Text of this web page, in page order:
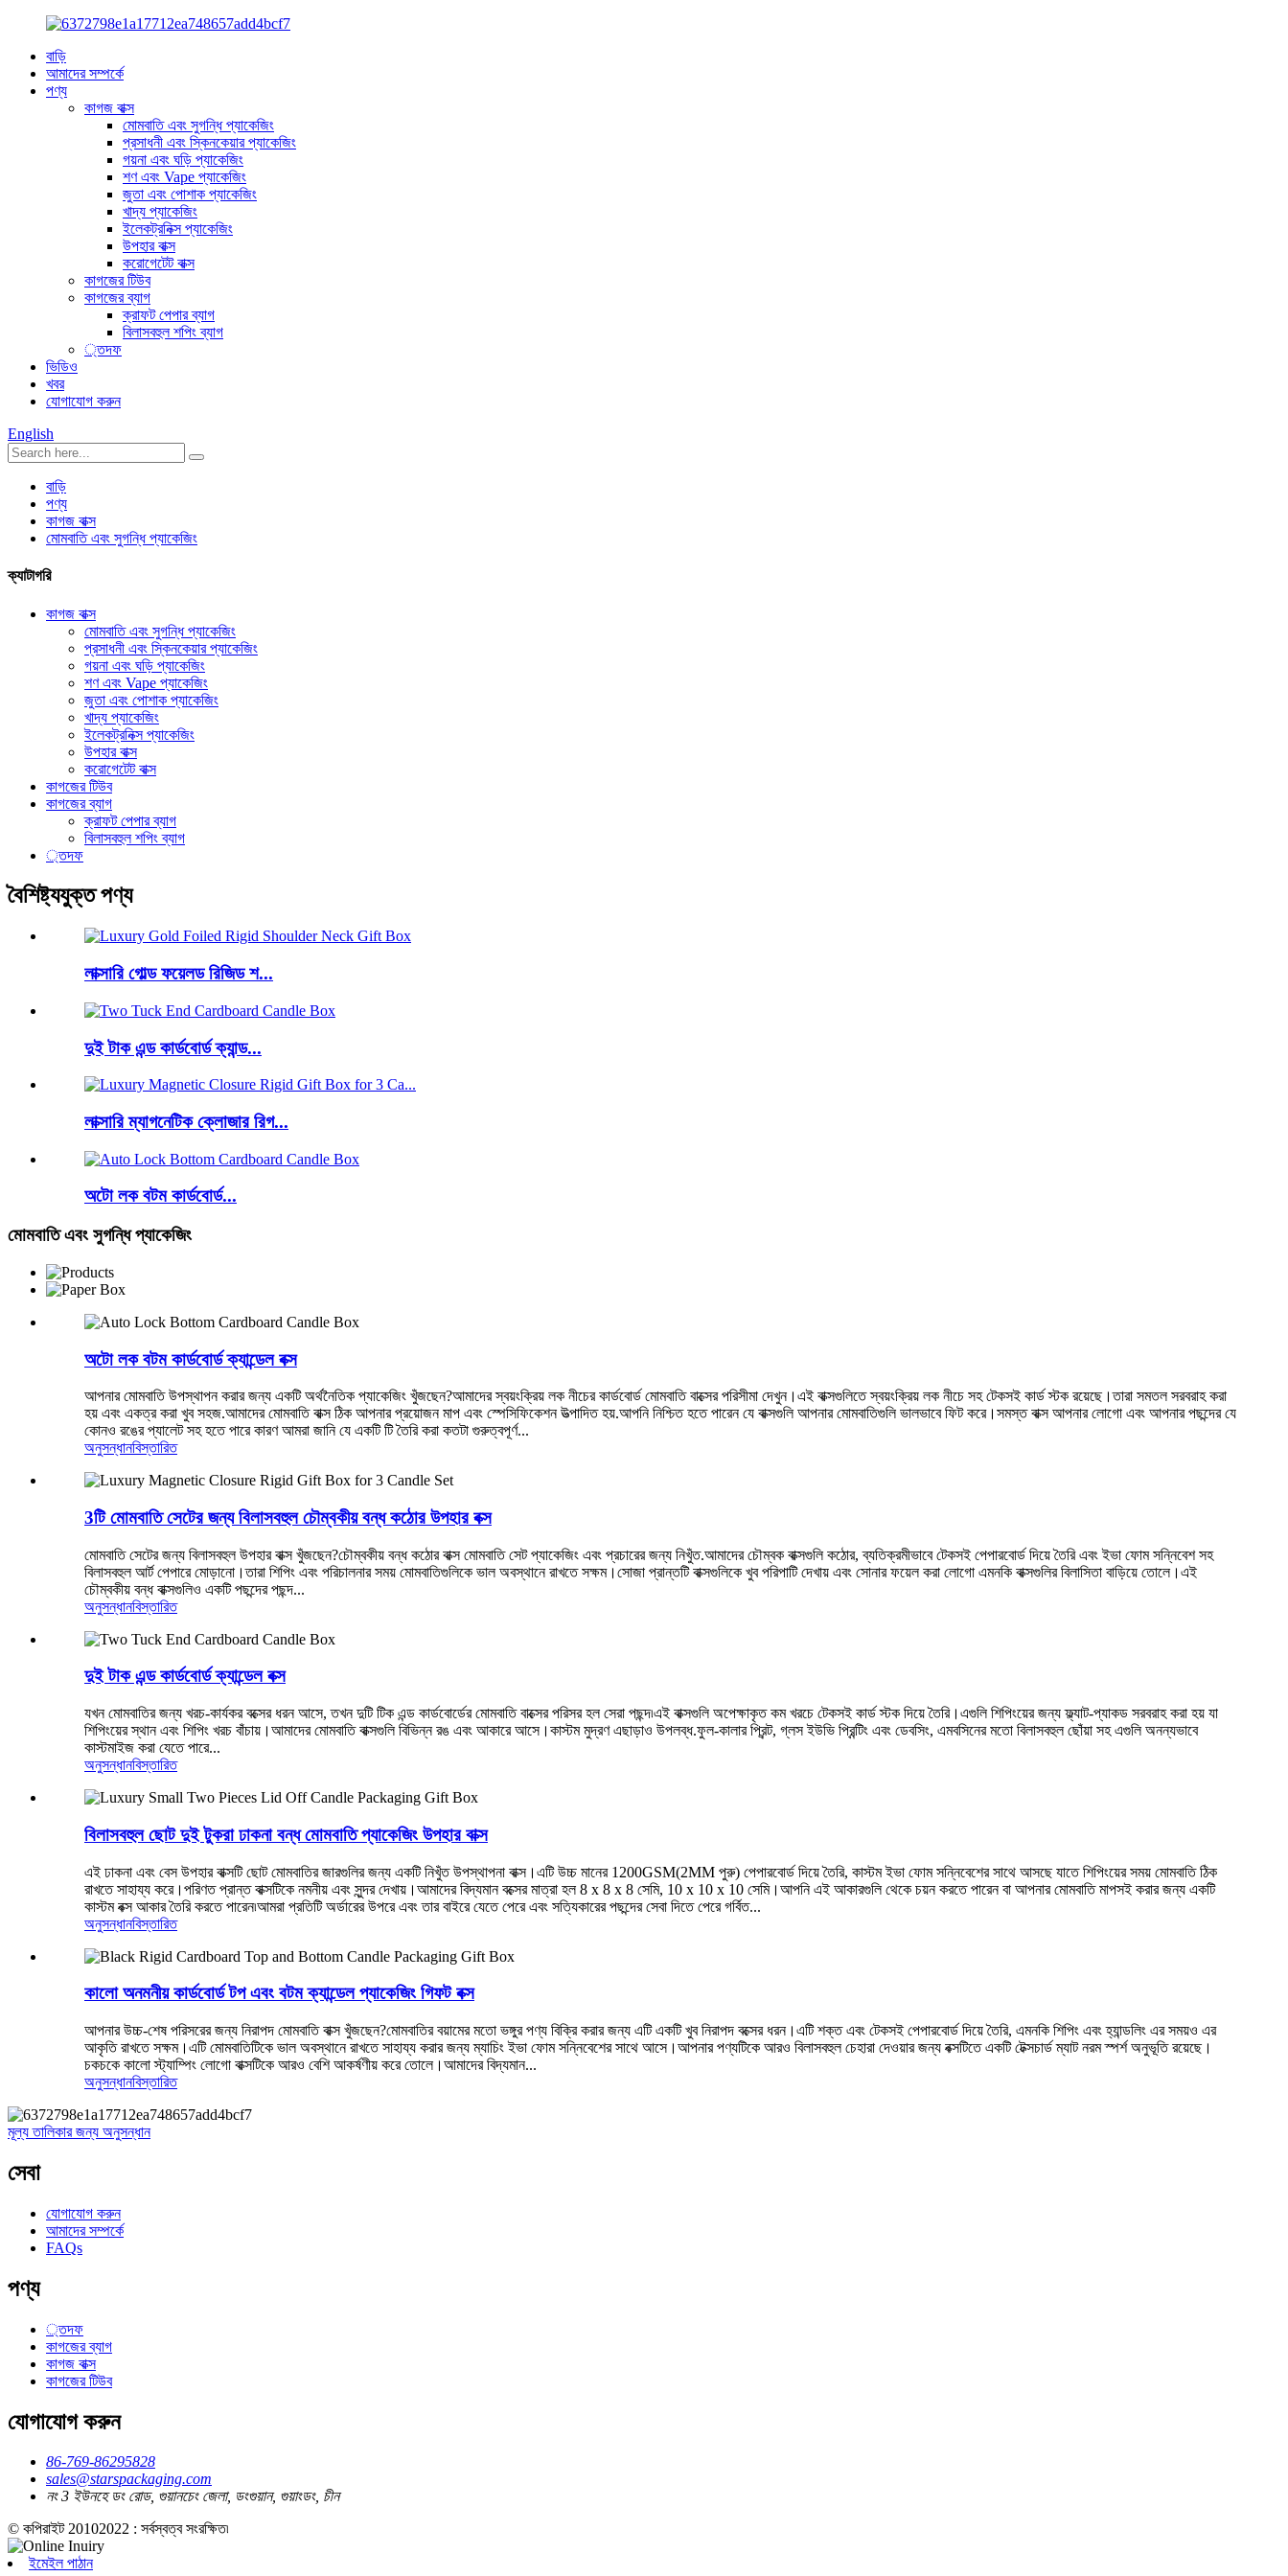
বাড়ি
আমাদের সম্পর্কে
পণ্য
কাগজ বাক্স
মোমবাতি এবং সুগন্ধি প্যাকেজিং
প্রসাধনী এবং স্কিনকেয়ার প্যাকেজিং
গয়না এবং ঘড়ি প্যাকেজিং
শণ এবং Vape প্যাকেজিং
জুতা এবং পোশাক প্যাকেজিং
খাদ্য প্যাকেজিং
ইলেকট্রনিক্স প্যাকেজিং
উপহার বাক্স
করোগেটেট বাক্স
কাগজের টিউব
কাগজের ব্যাগ
ক্রাফট পেপার ব্যাগ
বিলাসবহুল শপিং ব্যাগ
্তদফ
ভিডিও
খবর
যোগাযোগ করুন
English
বাড়ি
পণ্য
কাগজ বাক্স
মোমবাতি এবং সুগন্ধি প্যাকেজিং
ক্যাটাগরি
কাগজ বাক্স
মোমবাতি এবং সুগন্ধি প্যাকেজিং
প্রসাধনী এবং স্কিনকেয়ার প্যাকেজিং
গয়না এবং ঘড়ি প্যাকেজিং
শণ এবং Vape প্যাকেজিং
জুতা এবং পোশাক প্যাকেজিং
খাদ্য প্যাকেজিং
ইলেকট্রনিক্স প্যাকেজিং
উপহার বাক্স
করোগেটেট বাক্স
কাগজের টিউব
কাগজের ব্যাগ
ক্রাফট পেপার ব্যাগ
বিলাসবহুল শপিং ব্যাগ
্তদফ
বৈশিষ্ট্যযুক্ত পণ্য
লাক্সারি গোল্ড ফয়েলড রিজিড শ...
দুই টাক এন্ড কার্ডবোর্ড ক্যান্ড...
লাক্সারি ম্যাগনেটিক ক্লোজার রিগ...
অটো লক বটম কার্ডবোর্ড...
মোমবাতি এবং সুগন্ধি প্যাকেজিং
অটো লক বটম কার্ডবোর্ড ক্যান্ডেল বক্স
আপনার মোমবাতি উপস্থাপন করার জন্য একটি অর্থনৈতিক প্যাকেজিং খুঁজছেন?আমাদের স্বয়ংক্রিয় লক নীচের কার্ডবোর্ড মোমবাতি বাক্সের পরিসীমা দেখুন।এই বাক্সগুলিতে স্বয়ংক্রিয় লক নীচে সহ টেকসই কার্ড স্টক রয়েছে।তারা সমতল সরবরাহ করা
হয় এবং একত্র করা খুব সহজ.আমাদের মোমবাতি বাক্স ঠিক আপনার প্রয়োজন মাপ এবং স্পেসিফিকেশন উত্পাদিত হয়.আপনি নিশ্চিত হতে পারেন যে বাক্সগুলি আপনার মোমবাতিগুলি ভালভাবে ফিট করে।সমস্ত বাক্স আপনার লোগো এবং আপনার পছন্দের যে
কোনও রঙের প্যালেট সহ হতে পারে কারণ আমরা জানি যে একটি টি তৈরি করা কতটা গুরুত্বপূর্ণ...
অনুসন্ধানবিস্তারিত
3টি মোমবাতি সেটের জন্য বিলাসবহুল চৌম্বকীয় বন্ধ কঠোর উপহার বক্স
মোমবাতি সেটের জন্য বিলাসবহুল উপহার বাক্স খুঁজছেন?চৌম্বকীয় বন্ধ কঠোর বাক্স মোমবাতি সেট প্যাকেজিং এবং প্রচারের জন্য নিখুঁত.আমাদের চৌম্বক বাক্সগুলি কঠোর, ব্যতিক্রমীভাবে টেকসই পেপারবোর্ড দিয়ে তৈরি এবং ইভা ফোম সন্নিবেশ সহ
বিলাসবহুল আর্ট পেপারে মোড়ানো।তারা শিপিং এবং পরিচালনার সময় মোমবাতিগুলিকে ভাল অবস্থানে রাখতে সক্ষম।সোজা প্রান্তটি বাক্সগুলিকে খুব পরিপাটি দেখায় এবং সোনার ফয়েল করা লোগো এমনকি বাক্সগুলির বিলাসিতা বাড়িয়ে তোলে।এই
চৌম্বকীয় বন্ধ বাক্সগুলিও একটি পছন্দের পছন্দ...
অনুসন্ধানবিস্তারিত
দুই টাক এন্ড কার্ডবোর্ড ক্যান্ডেল বক্স
যখন মোমবাতির জন্য খরচ-কার্যকর বক্সের ধরন আসে, তখন দুটি টিক এন্ড কার্ডবোর্ডের মোমবাতি বাক্সের পরিসর হল সেরা পছন্দ৷এই বাক্সগুলি অপেক্ষাকৃত কম খরচে টেকসই কার্ড স্টক দিয়ে তৈরি।এগুলি শিপিংয়ের জন্য ফ্ল্যাট-প্যাকড সরবরাহ করা হয় যা
শিপিংয়ের স্থান এবং শিপিং খরচ বাঁচায়।আমাদের মোমবাতি বাক্সগুলি বিভিন্ন রঙ এবং আকারে আসে।কাস্টম মুদ্রণ এছাড়াও উপলব্ধ.ফুল-কালার প্রিন্ট, গ্লস ইউভি প্রিন্টিং এবং ডেবসিং, এমবসিনের মতো বিলাসবহুল ছোঁয়া সহ এগুলি অনন্যভাবে
কাস্টমাইজ করা যেতে পারে...
অনুসন্ধানবিস্তারিত
বিলাসবহুল ছোট দুই টুকরা ঢাকনা বন্ধ মোমবাতি প্যাকেজিং উপহার বাক্স
এই ঢাকনা এবং বেস উপহার বাক্সটি ছোট মোমবাতির জারগুলির জন্য একটি নিখুঁত উপস্থাপনা বাক্স।এটি উচ্চ মানের 1200GSM(2MM পুরু) পেপারবোর্ড দিয়ে তৈরি, কাস্টম ইভা ফোম সন্নিবেশের সাথে আসছে যাতে শিপিংয়ের সময় মোমবাতি ঠিক
রাখতে সাহায্য করে।পরিণত প্রান্ত বাক্সটিকে নমনীয় এবং সুন্দর দেখায়।আমাদের বিদ্যমান বক্সের মাত্রা হল 8 x 8 x 8 সেমি, 10 x 10 x 10 সেমি।আপনি এই আকারগুলি থেকে চয়ন করতে পারেন বা আপনার মোমবাতি মাপসই করার জন্য একটি
কাস্টম বক্স আকার তৈরি করতে পারেন৷আমরা প্রতিটি অর্ডারের উপরে এবং তার বাইরে যেতে পেরে এবং সত্যিকারের পছন্দের সেবা দিতে পেরে গর্বিত...
অনুসন্ধানবিস্তারিত
কালো অনমনীয় কার্ডবোর্ড টপ এবং বটম ক্যান্ডেল প্যাকেজিং গিফট বক্স
আপনার উচ্চ-শেষ পরিসরের জন্য নিরাপদ মোমবাতি বাক্স খুঁজছেন?মোমবাতির বয়ামের মতো ভঙ্গুর পণ্য বিক্রি করার জন্য এটি একটি খুব নিরাপদ বক্সের ধরন।এটি শক্ত এবং টেকসই পেপারবোর্ড দিয়ে তৈরি, এমনকি শিপিং এবং হ্যান্ডলিং এর সময়ও এর
আকৃতি রাখতে সক্ষম।এটি মোমবাতিটিকে ভাল অবস্থানে রাখতে সাহায্য করার জন্য ম্যাচিং ইভা ফোম সন্নিবেশের সাথে আসে।আপনার পণ্যটিকে আরও বিলাসবহুল চেহারা দেওয়ার জন্য বক্সটিতে একটি টেক্সচার্ড ম্যাট নরম স্পর্শ অনুভূতি রয়েছে।
চকচকে কালো স্ট্যাম্পিং লোগো বাক্সটিকে আরও বেশি আকর্ষণীয় করে তোলে।আমাদের বিদ্যমান...
অনুসন্ধানবিস্তারিত
মূল্য তালিকার জন্য অনুসন্ধান
সেবা
যোগাযোগ করুন
আমাদের সম্পর্কে
FAQs
পণ্য
্তদফ
কাগজের ব্যাগ
কাগজ বাক্স
কাগজের টিউব
যোগাযোগ করুন
86-769-86295828
sales@starspackaging.com
নং 3 ইউনহে ডং রোড, গুয়ানচেং জেলা, ডংগুয়ান, গুয়াংডং, চীন
© কপিরাইট 20102022 : সর্বস্বত্ব সংরক্ষিত৷
ইমেইল পাঠান